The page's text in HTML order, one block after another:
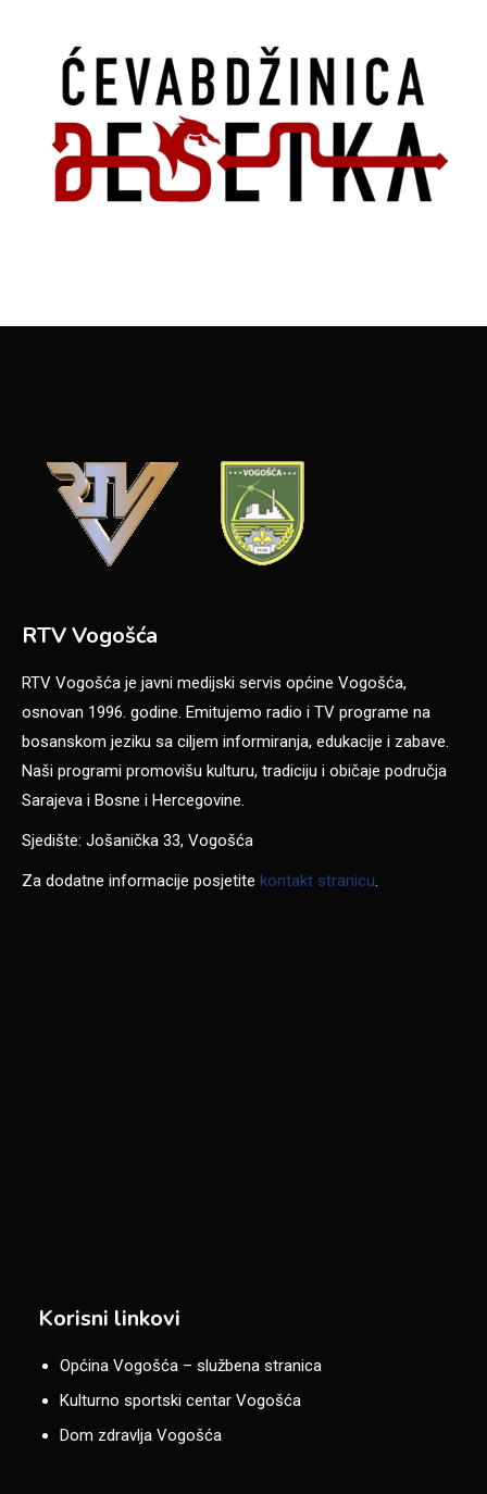
RTV Vogošća
RTV Vogošća je javni medijski servis općine Vogošća,
osnovan 1996. godine. Emitujemo radio i TV programe na
bosanskom jeziku sa ciljem informiranja, edukacije i zabave.
Naši programi promovišu kulturu, tradiciju i običaje područja
Sarajeva i Bosne i Hercegovine.
Sjedište: Jošanička 33, Vogošća
Za dodatne informacije posjetite kontakt stranicu.
Korisni linkovi
Općina Vogošća – službena stranica
Kulturno sportski centar Vogošća
Dom zdravlja Vogošća